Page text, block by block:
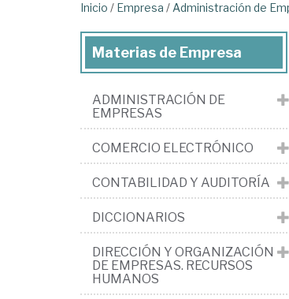
Inicio / Empresa / Administración de
Materias de Empresa
ADMINISTRACIÓN DE
EMPRESAS
COMERCIO ELECTRÓNICO
CONTABILIDAD Y AUDITORÍA
DICCIONARIOS
DIRECCIÓN Y ORGANIZACIÓN
DE EMPRESAS. RECURSOS
HUMANOS